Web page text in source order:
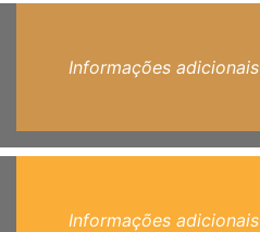
Informações adicionais
Informações adicionais